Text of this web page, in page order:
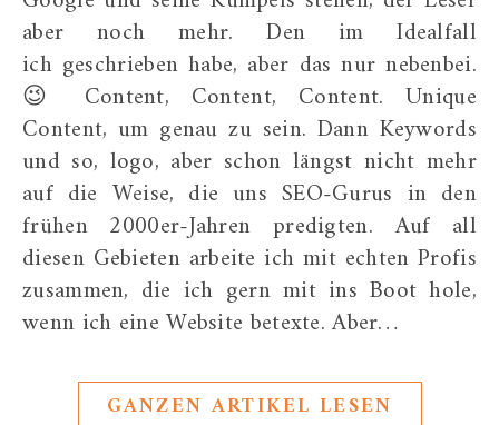
aber noch mehr. Den im Idealfall
ich geschrieben habe, aber das nur nebenbei.
😉 Content, Content, Content. Unique
Content, um genau zu sein. Dann Keywords
und so, logo, aber schon längst nicht mehr
auf die Weise, die uns SEO-Gurus in den
frühen 2000er-Jahren predigten. Auf all
diesen Gebieten arbeite ich mit echten Profis
zusammen, die ich gern mit ins Boot hole,
wenn ich eine Website betexte. Aber…
GANZEN ARTIKEL LESEN